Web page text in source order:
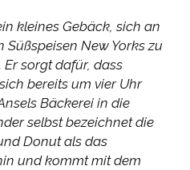
kleines Gebäck, sich an
Süßspeisen New Yorks zu
sorgt dafür, dass
bereits um vier Uhr
Bäckerei in die
selbst bezeichnet die
Donut als das
und kommt mit dem